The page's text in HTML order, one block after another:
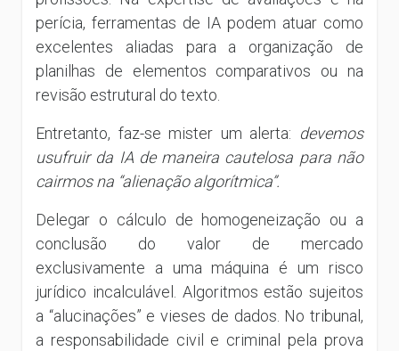
perícia, ferramentas de IA podem atuar como
excelentes aliadas para a organização de
planilhas de elementos comparativos ou na
revisão estrutural do texto.
Entretanto, faz-se mister um alerta: devemos
usufruir da IA de maneira cautelosa para não
cairmos na “alienação algorítmica”.
Delegar o cálculo de homogeneização ou a
conclusão do valor de mercado
exclusivamente a uma máquina é um risco
jurídico incalculável. Algoritmos estão sujeitos
a “alucinações” e vieses de dados. No tribunal,
a responsabilidade civil e criminal pela prova